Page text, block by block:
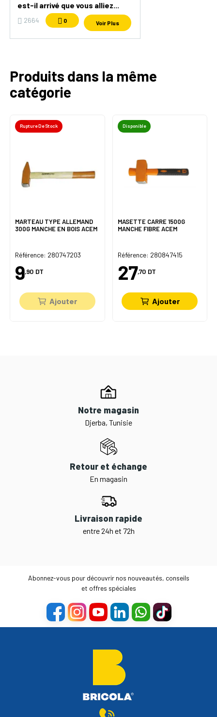
est-il arrivé que vous alliez...
2664 0 Voir Plus
Produits dans la même
catégorie
Rupture De Stock
MARTEAU TYPE ALLEMAND
300G MANCHE EN BOIS ACEM
Référence: 280747203
9,90 DT
Ajouter
Disponible
MASETTE CARRE 1500G
MANCHE FIBRE ACEM
Référence: 280847415
27,70 DT
Ajouter
Notre magasin
Djerba, Tunisie
Retour et échange
En magasin
Livraison rapide
entre 24h et 72h
Abonnez-vous pour découvrir nos nouveautés, conseils
et offres spéciales